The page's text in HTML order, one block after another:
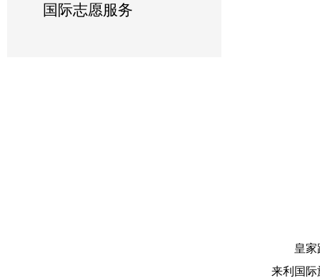
国际志愿服务
皇
来利国际